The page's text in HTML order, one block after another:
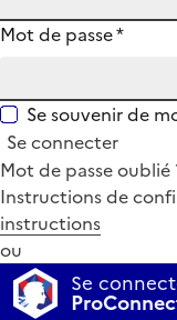
Mot de passe*
Se souvenir de
Se connecter
Mot de passe oublié
Instructions de
instructions
ou
Se